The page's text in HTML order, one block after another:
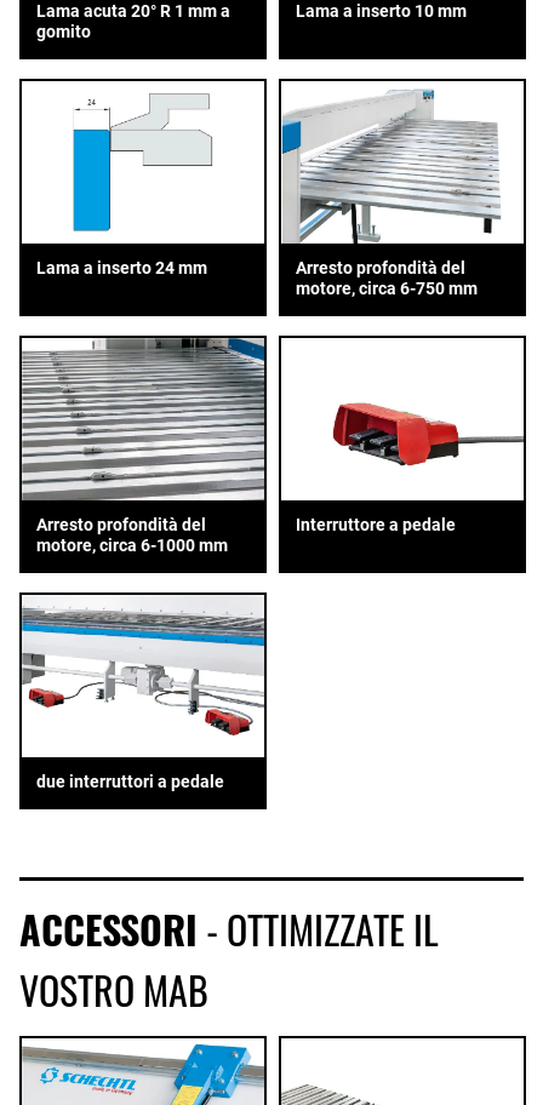
Lama acuta 20° R 1 mm a
gomito
Lama a inserto 10 mm
Lama a inserto 24 mm
Arresto profondità del
motore, circa 6-750 mm
Arresto profondità del
motore, circa 6-1000 mm
Interruttore a pedale
due interruttori a pedale
ACCESSORI - OTTIMIZZATE IL
VOSTRO MAB